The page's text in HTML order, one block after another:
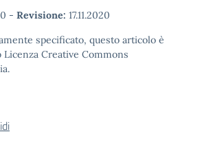
- Revisione: 17.11.2020
specificato, questo articolo è
Creative Commons